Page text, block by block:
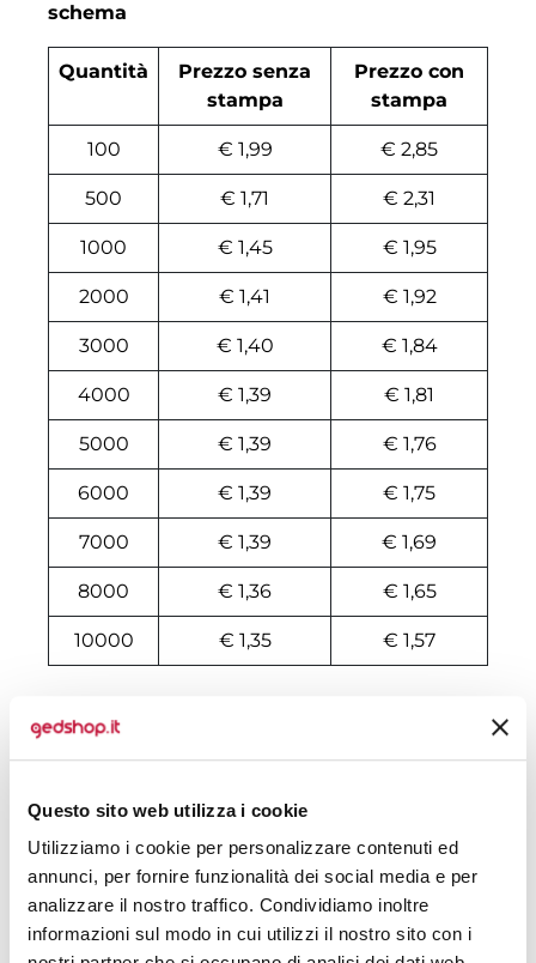
Questo sito web utilizza i cookie
Utilizziamo i cookie per personalizzare contenuti ed
annunci, per fornire funzionalità dei social media e per
analizzare il nostro traffico. Condividiamo inoltre
informazioni sul modo in cui utilizzi il nostro sito con i
schema
Quantità
Prezzo senza
stampa
Prezzo con
stampa
100 € 1,99 € 2,85
500 € 1,71 € 2,31
1000 € 1,45 € 1,95
2000 € 1,41 € 1,92
3000 € 1,40 € 1,84
4000 € 1,39 € 1,81
5000 € 1,39 € 1,76
6000 € 1,39 € 1,75
7000 € 1,39 € 1,69
8000 € 1,36 € 1,65
10000 € 1,35 € 1,57
Tecniche di stampa
Domande e risposte